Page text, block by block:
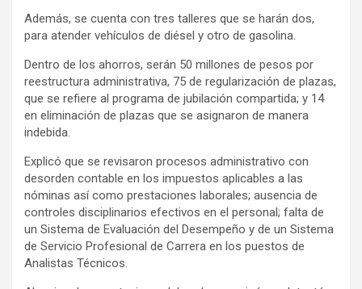
Además, se cuenta con tres talleres que se harán dos,
para atender vehículos de diésel y otro de gasolina.
Dentro de los ahorros, serán 50 millones de pesos por
reestructura administrativa, 75 de regularización de plazas,
que se refiere al programa de jubilación compartida; y 14
en eliminación de plazas que se asignaron de manera
indebida.
Explicó que se revisaron procesos administrativo con
desorden contable en los impuestos aplicables a las
nóminas así como prestaciones laborales; ausencia de
controles disciplinarios efectivos en el personal; falta de
un Sistema de Evaluación del Desempeño y de un Sistema
de Servicio Profesional de Carrera en los puestos de
Analistas Técnicos.